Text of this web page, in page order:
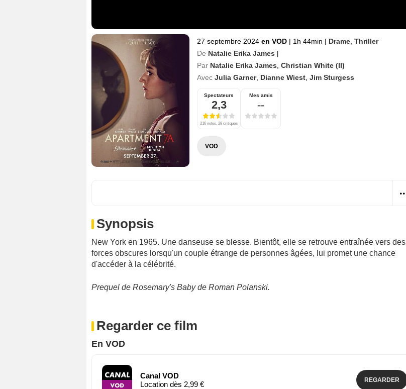
27 septembre 2024 en VOD | 1h 44min | Drame Thriller
De Natalie Erika James |
Par Natalie Erika James Christian White (II)
Avec Julia Garner, Dianne Wiest Jim Sturgess
Spectateurs
2,3
216 notes, 28 critiques
Mes amis
--
VOD
Synopsis
New York en 1965. Une danseuse se blesse. Bientôt, elle se retrouve entraînée vers des
forces obscures lorsqu'un couple étrange de personnes âgées, lui promet une chance
d'accéder à la célébrité.
Prequel de Rosemary's Baby de Roman Polanski.
Regarder ce film
En VOD
Canal VOD
Location dès 2,99 €
REGARDER